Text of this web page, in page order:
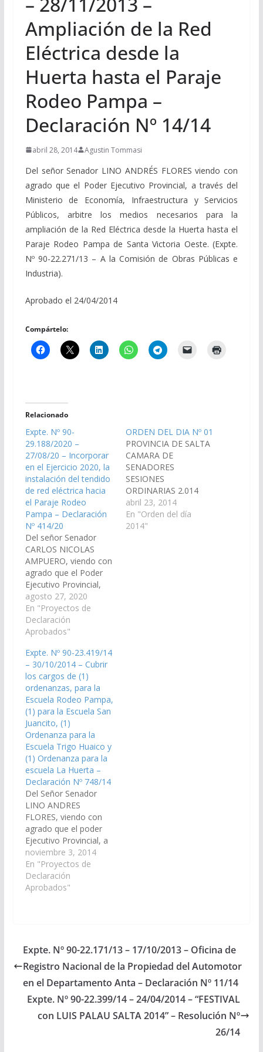
Ampliación de la Red
Eléctrica desde la
Huerta hasta el Paraje
Rodeo Pampa –
Declaración Nº 14/14
abril 28, 2014 Agustin Tommasi
Del señor Senador LINO ANDRÉS FLORES viendo con
agrado que el Poder Ejecutivo Provincial, a través del
Ministerio de Economía, Infraestructura y Servicios
Públicos, arbitre los medios necesarios para la
ampliación de la Red Eléctrica desde la Huerta hasta el
Paraje Rodeo Pampa de Santa Victoria Oeste. (Expte.
Nº 90-22.271/13 – A la Comisión de Obras Públicas e
Industria).
Aprobado el 24/04/2014
Compártelo:
Relacionado
Expte. Nº 90-
29.188/2020 –
27/08/20 – Incorporar
en el Ejercicio 2020, la
instalación del tendido
de red eléctrica hacia
el Paraje Rodeo
Pampa – Declaración
Nº 414/20
Del señor Senador
CARLOS NICOLAS
AMPUERO, viendo con
agrado que el Poder
Ejecutivo Provincial,
incorpore en el Plan de
Obras Públicas 2020, la
instalación del tendido
de red eléctrica hacia
Pampa desde el
municipio de Santa
Victoria Oeste. (Expte.
Nº 90-29.188/2020, a
la Comisión de Obras
Públicas…
agosto 27, 2020
En "Proyectos de
Declaración
Aprobados"
ORDEN DEL DIA Nº 01
PROVINCIA DE SALTA
CAMARA DE
SENADORES
SESIONES
ORDINARIAS 2.014
ORDEN DEL DIA Nº 01
(Dictámenes de
Comisiones entrado en
abril 23, 2014
En "Orden del día
2014"
Expte. Nº 90-23.419/14
– 30/10/2014 – Cubrir
los cargos de (1)
ordenanzas, para la
Escuela Rodeo Pampa,
(1) para la Escuela San
Juancito, (1)
Ordenanza para la
Escuela Trigo Huaico y
(1) Ordenanza para la
escuela La Huerta –
Declaración Nº 748/14
Del Señor Senador
LINO ANDRES
FLORES, viendo con
agrado que el poder
Ejecutivo Provincial, a
través del Ministerio de
Educación, Ciencias y
tecnología, arbitre los
mecanismos
(1) para la Escuela San
Juancito, (1)
Ordenanza para la
Escuela…
noviembre 3, 2014
En "Proyectos de
Declaración
Aprobados"
Expte. Nº 90-22.171/13 – 17/10/2013 – Oficina de
Registro Nacional de la Propiedad del Automotor
en el Departamento Anta – Declaración Nº 11/14
Expte. Nº 90-22.399/14 – 24/04/2014 – “FESTIVAL
con LUIS PALAU SALTA 2014” – Resolución Nº
26/14